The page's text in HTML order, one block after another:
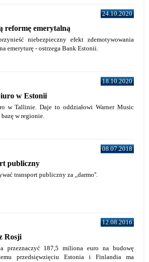
24.10.2020
emerytalną
niebezpieczny efekt zdemotywowania
emeryturę - ostrzega Bank Estonii.
18.10.2020
w Estonii
w Tallinie. Daje to oddziałowi Warner Music
w regionie.
08.07.2018
publiczny
transport publiczny za ,,darmo''.
12.08.2016
Rosji
przeznaczyć 187,5 miliona euro na budowę
przedsięwzięciu Estonia i Finlandia ma